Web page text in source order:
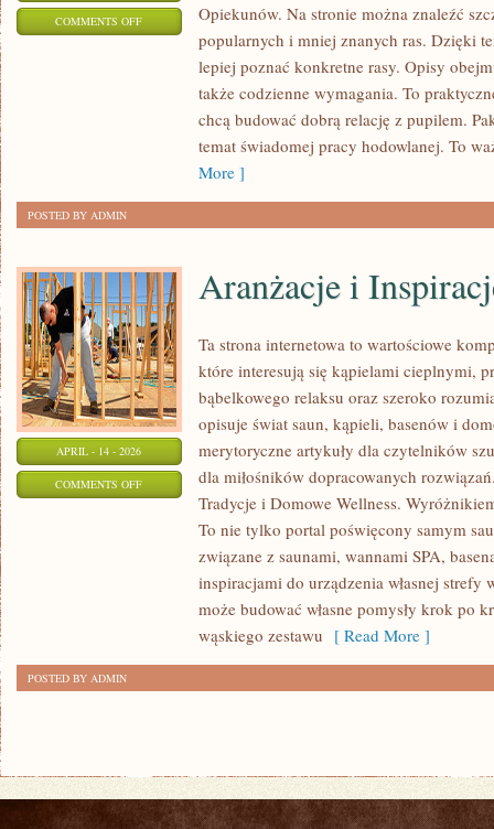
COMMENTS OFFON
CIEKAWOSTKI
Opiekunów. Na stronie można znaleźć
popularnych i mniej znanych ras. Dzięki
lepiej poznać konkretne rasy. Opisy
także codzienne wymagania. To
chcą budować dobrą relację z pupilem.
temat świadomej pracy hodowlanej. To
More ]
POSTED BY ADMIN
APRIL - 14 - 2026
COMMENTS OFFON
ARANŻACJE
INSPIRACJE
Aranżacje i
Ta strona internetowa to wartościowe
które interesują się kąpielami cieplnymi,
bąbelkowego relaksu oraz szeroko
opisuje świat saun, kąpieli, basenów i
merytoryczne artykuły dla czytelników
dla miłośników dopracowanych
Tradycje i Domowe Wellness.
To nie tylko portal poświęcony samym
związane z saunami, wannami SPA,
inspiracjami do urządzenia własnej strefy
może budować własne pomysły krok po
wąskiego zestawu [ Read More ]
POSTED BY ADMIN